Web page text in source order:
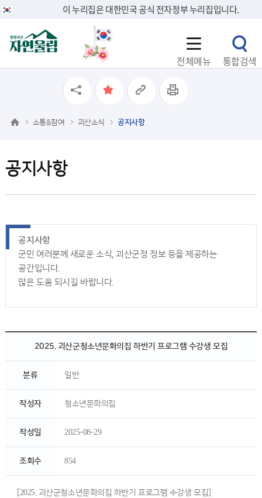
이 누리집은 대한민국 공식 전자정부 누리집입니다.
전체메뉴 통합검색
공지사항
소통&참여 괴산소식 공지사항
공지사항
군민 여러분께 새로운 소식, 괴산군정 정보 등을 제공하는
공간입니다.
많은 도움 되시길 바랍니다.
2025. 괴산군청소년문화의집 하반기 프로그램 수강생 모집
분류 일반
작성자 청소년문화의집
작성일 2025-08-29
조회수 854
[2025. 괴산군청소년문화의집 하반기 프로그램 수강생 모집]